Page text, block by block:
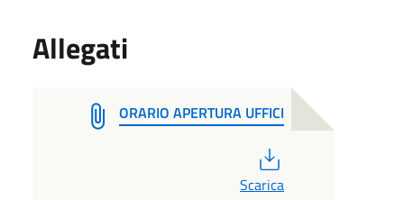
Allegati
ORARIO APERTURA UFFICI
Scarica